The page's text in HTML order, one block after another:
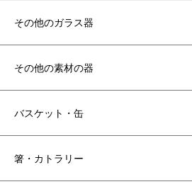
その他のガラス器
その他の素材の器
バスケット・缶
箸・カトラリー